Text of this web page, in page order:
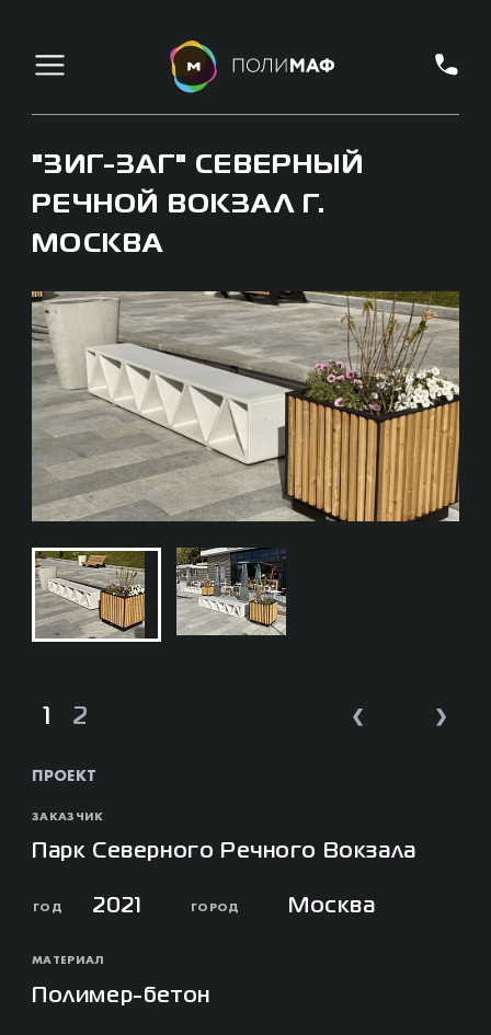
"ЗИГ-ЗАГ" СЕВЕРНЫЙ
РЕЧНОЙ ВОКЗАЛ Г.
МОСКВА
2 ❮ ❯
ПРОЕКТ
ЗАКАЗЧИК
Парк Северного Речного Вокзала
ГОД 2021 ГОРОД Москва
МАТЕРИАЛ
Полимер-бетон